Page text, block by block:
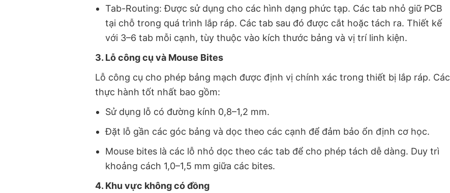
Tab-Routing: Được sử dụng cho các hình dạng phức tạp. Các tab nhỏ giữ PCB
tại chỗ trong quá trình lắp ráp. Các tab sau đó được cắt hoặc tách ra. Thiết kế
với 3–6 tab mỗi cạnh, tùy thuộc vào kích thước bảng và vị trí linh kiện.
3. Lỗ công cụ và Mouse Bites
Lỗ công cụ cho phép bảng mạch được định vị chính xác trong thiết bị lắp ráp. Các
thực hành tốt nhất bao gồm:
Sử dụng lỗ có đường kính 0,8–1,2 mm.
Đặt lỗ gần các góc bảng và dọc theo các cạnh để đảm bảo ổn định cơ học.
Mouse bites là các lỗ nhỏ dọc theo các tab để cho phép tách dễ dàng. Duy trì
khoảng cách 1,0–1,5 mm giữa các bites.
4. Khu vực không có đồng